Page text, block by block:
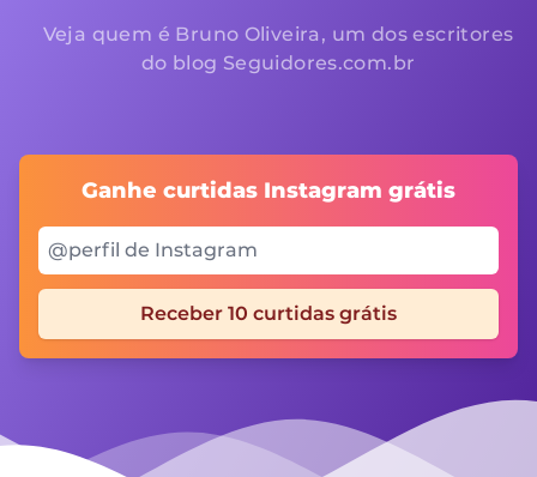
Veja quem é Bruno Oliveira, um dos escritores
do blog Seguidores.com.br
Ganhe curtidas Instagram grátis
Seu @perfil Instagram
Receber 10 curtidas grátis